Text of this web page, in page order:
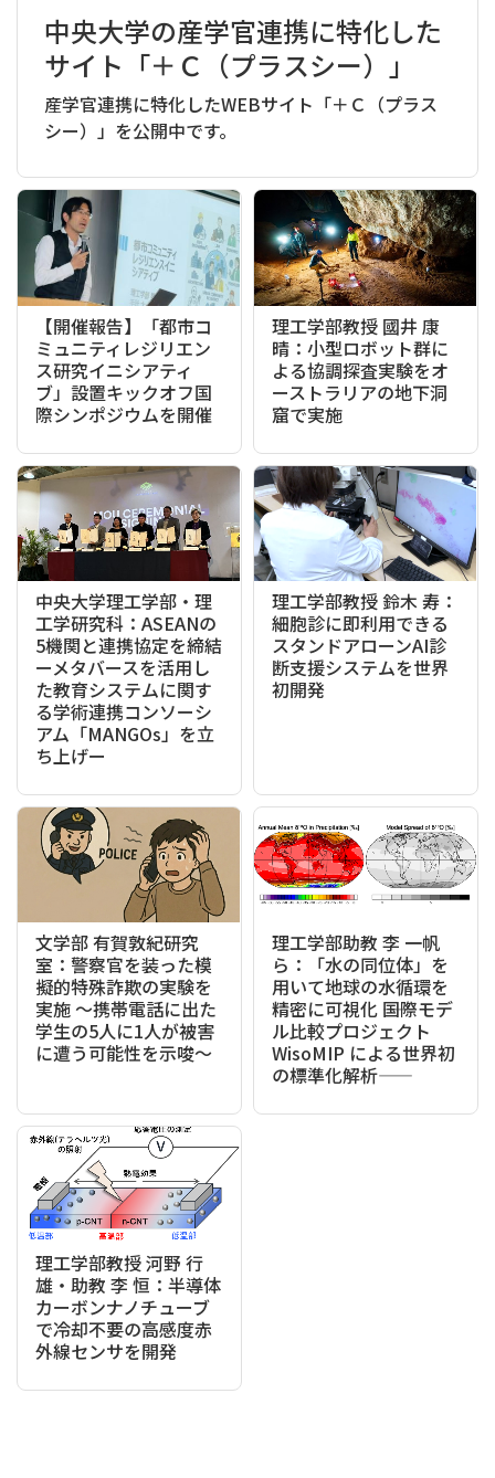
中央大学の産学官連携に特化した
サイト「＋Ｃ（プラスシー）」
産学官連携に特化したWEBサイト「＋Ｃ（プラス
シー）」を公開中です。
【開催報告】「都市コ
ミュニティレジリエン
ス研究イニシアティ
ブ」設置キックオフ国
際シンポジウムを開催
理工学部教授 國井 康
晴：小型ロボット群に
よる協調探査実験をオ
ーストラリアの地下洞
窟で実施
中央大学理工学部・理
工学研究科：ASEANの
5機関と連携協定を締結
ーメタバースを活用し
た教育システムに関す
る学術連携コンソーシ
アム「MANGOs」を立
ち上げー
理工学部教授 鈴木 寿：
細胞診に即利用できる
スタンドアローンAI診
断支援システムを世界
初開発
文学部 有賀敦紀研究
室：警察官を装った模
擬的特殊詐欺の実験を
実施 ～携帯電話に出た
学生の5人に1人が被害
に遭う可能性を示唆～
理工学部助教 李 一帆
ら：「水の同位体」を
用いて地球の水循環を
精密に可視化 ――国際モデ
ル比較プロジェクト
WisoMIP による世界初
の標準化解析――
理工学部教授 河野 行
雄・助教 李 恒：半導体
カーボンナノチューブ
で冷却不要の高感度赤
外線センサを開発